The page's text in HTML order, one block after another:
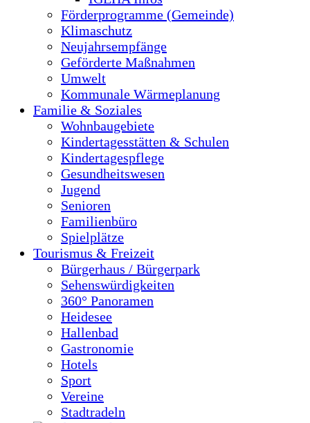
Förderprogramme (Gemeinde)
Klimaschutz
Neujahrsempfänge
Geförderte Maßnahmen
Umwelt
Kommunale Wärmeplanung
Familie & Soziales
Wohnbaugebiete
Kindertagesstätten & Schulen
Kindertagespflege
Gesundheitswesen
Jugend
Senioren
Familienbüro
Spielplätze
Tourismus & Freizeit
Bürgerhaus / Bürgerpark
Sehenswürdigkeiten
360° Panoramen
Heidesee
Hallenbad
Gastronomie
Hotels
Sport
Vereine
Stadtradeln